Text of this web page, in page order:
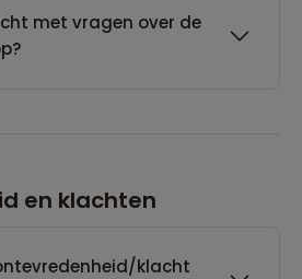
met vragen over de
en klachten
klacht